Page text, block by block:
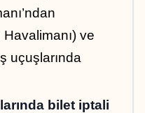
ve
uçuşlarında
bilet iptali